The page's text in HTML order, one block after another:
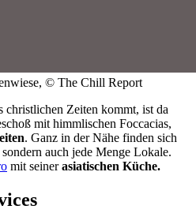
© The Chill Report
christlichen Zeiten kommt, ist da
mit himmlischen Foccacias,
. Ganz in der Nähe finden sich
auch jede Menge Lokale.
mit seinerasiatischen Küche.